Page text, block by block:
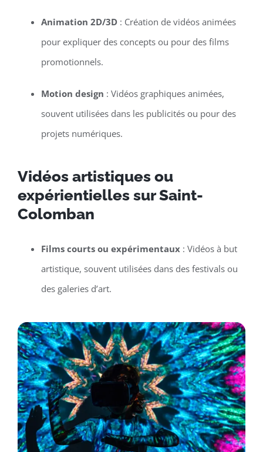
Animation 2D/3D: Création de vidéos animées
pour expliquer des concepts ou pour des films
promotionnels.
Motion design : Vidéos graphiques animées,
souvent utilisées dans les publicités ou pour des
projets numériques.
Vidéos artistiques ou
expérientielles sur Saint-
Colomban
Films courts ou expérimentaux: Vidéos à but
artistique, souvent utilisées dans des festivals ou
des galeries d’art.